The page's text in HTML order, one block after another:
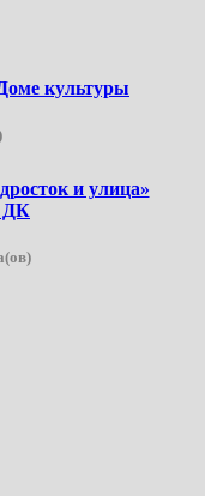
культуры
и улица»
ДК